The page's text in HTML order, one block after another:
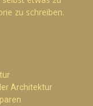
zu schreiben.
Architektur